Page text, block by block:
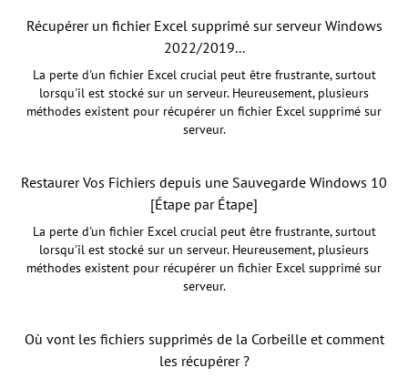
Récupérer un fichier Excel supprimé sur serveur Windows
2022/2019...
La perte d'un fichier Excel crucial peut être frustrante, surtout
lorsqu'il est stocké sur un serveur. Heureusement, plusieurs
méthodes existent pour récupérer un fichier Excel supprimé sur
serveur.
Restaurer Vos Fichiers depuis une Sauvegarde Windows 10
[Étape par Étape]
La perte d'un fichier Excel crucial peut être frustrante, surtout
lorsqu'il est stocké sur un serveur. Heureusement, plusieurs
méthodes existent pour récupérer un fichier Excel supprimé sur
serveur.
Où vont les fichiers supprimés de la Corbeille et comment
les récupérer ?